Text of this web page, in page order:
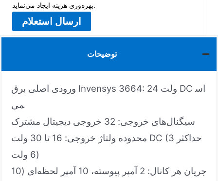
بهره‌وری هزینه ایجاد می‌نماید.
ارسال استعلام
توضیحات
ورودی اصلی برق Invensys 3664: 24 ولت DC اس
می
سیگنال‌های خروجی: 32 خروجی دیجیتال مشترک
محدوده ولتاژ خروجی: 16 تا 30 ولت DC (حداکثر 3
6 ولت)
جریان هر کانال: 2 آمپر پیوسته، 10 آمپر لحظه‌ای (10